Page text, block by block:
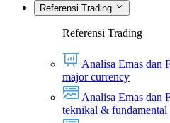
Referensi Trading
Referensi Trading
Analisa Emas dan
major currency
Analisa Emas dan
teknikal & fundamental